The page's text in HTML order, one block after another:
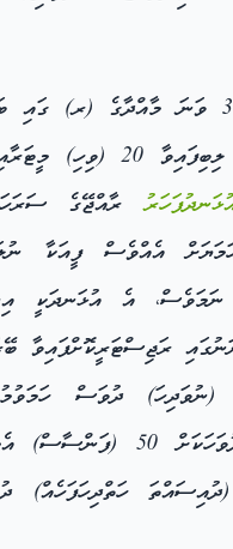
އެއްވެސް ފީއަކާ
ނަމަވެސް، އެ އުޅަނދަކީ
ރަޖިސްޓަރީކޮށްފައިވާ
90 (ނުވަދިހަ) ދުވަސް
އިތުރުކުރާ ކޮންމެ ދުވަހަކަށް
275 (ދުއިސައްތަ